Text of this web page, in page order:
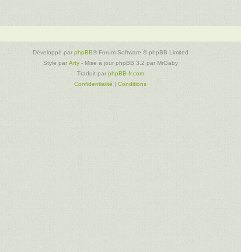
Développé par phpBB® Forum Software © phpBB Limited
Style par Arty- Mise à jour phpBB 3.2 par MrGaby
Traduit par phpBB-fr.com
Confidentialité | Conditions